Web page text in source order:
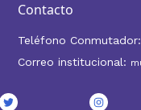
Contacto
Teléfono Conmutador:
Correo institucional:
Logo
Logo